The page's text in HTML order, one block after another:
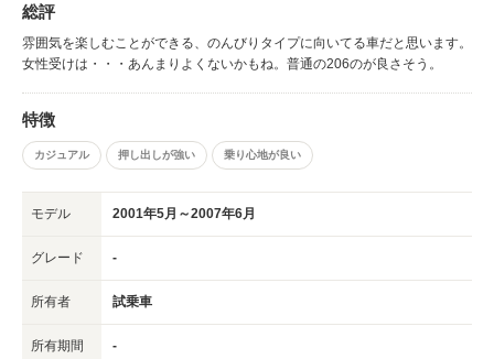
総評
雰囲気を楽しむことができる、のんびりタイプに向いてる車だと思います。
女性受けは・・・あんまりよくないかもね。普通の206のが良さそう。
特徴
カジュアル 押し出しが強い 乗り心地が良い
モデル 2001年5月～2007年6月
グレード -
所有者 試乗車
所有期間 -